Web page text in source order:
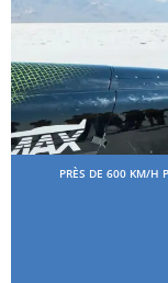
PRÈS DE 600 KM/H